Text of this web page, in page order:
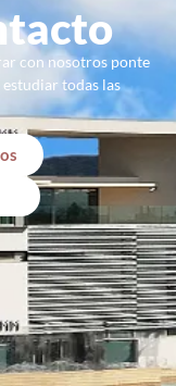
con nosotros ponte
todas las